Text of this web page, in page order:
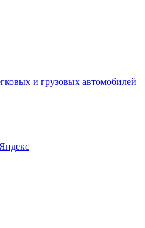
и грузовых автомобилей